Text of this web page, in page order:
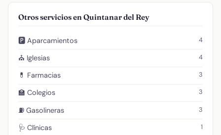
Otros servicios en Quintanar del Rey
🅿️ Aparcamientos 4
⛪ Iglesias 4
💊 Farmacias 3
🏫 Colegios 3
⛽ Gasolineras 3
🩺 Clínicas 1